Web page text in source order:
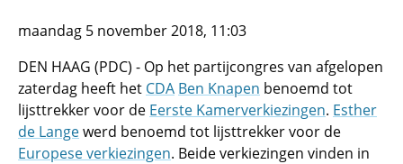
maandag 5 november 2018, 11:03
DEN HAAG (PDC) - Op het partijcongres van afgelopen
zaterdag heeft het CDA Ben Knapen benoemd tot
lijsttrekker voor de Eerste Kamerverkiezingen. Esther
de Langewerd benoemd tot lijsttrekker voor de
Europese verkiezingen. Beide verkiezingen vinden in